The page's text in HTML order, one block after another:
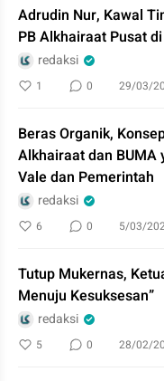
Adrudin Nur, Kawal
PB Alkhairaat Pusat
redaksi
1 0 29/03/
Beras Organik,
Alkhairaat dan BUMA
Vale dan Pemerintah
redaksi
6 0 5/03/
Tutup Mukernas,
Menuju Kesuksesan”
redaksi
5 0 28/02/